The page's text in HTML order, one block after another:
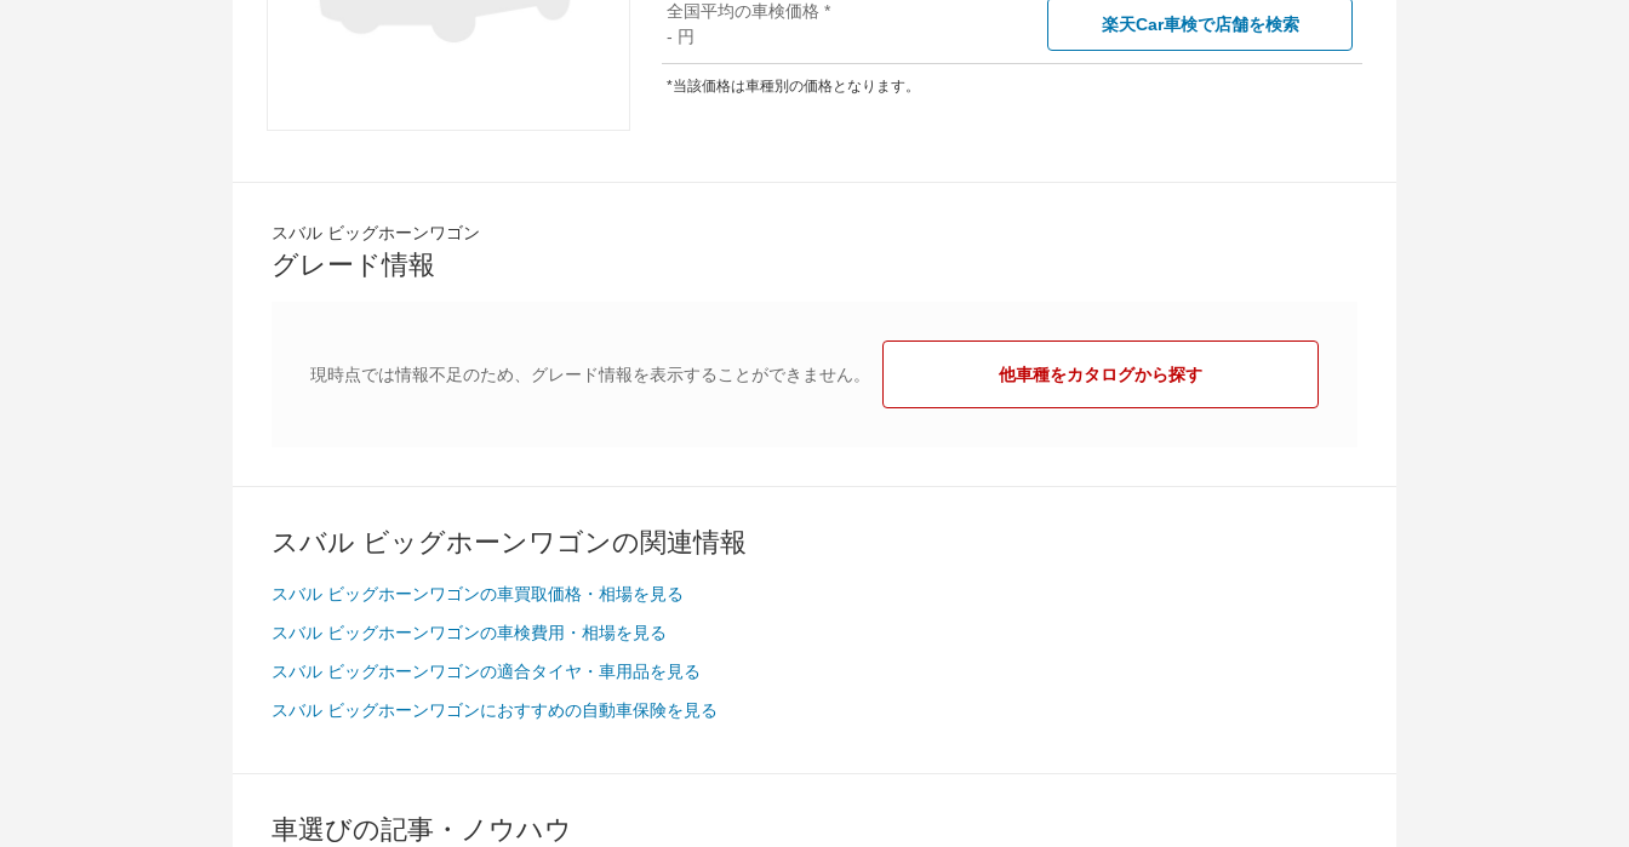
全国平均の車検価格 *
- 円
楽天Car車検で店舗を検索
*当該価格は車種別の価格となります。
スバル ビッグホーンワゴン
グレード情報
現時点では情報不足のため、グレード情報を表示することができません。 他車種をカタログから探す
スバル ビッグホーンワゴンの関連情報
スバル ビッグホーンワゴンの車買取価格・相場を見る
スバル ビッグホーンワゴンの車検費用・相場を見る
スバル ビッグホーンワゴンの適合タイヤ・車用品を見る
スバル ビッグホーンワゴンにおすすめの自動車保険を見る
車選びの記事・ノウハウ